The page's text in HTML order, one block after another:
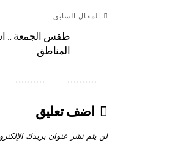
المقال السابق
طقس الجمعة ..
المناطق
اضف تعليق
لن يتم نشر عنوان بريدك